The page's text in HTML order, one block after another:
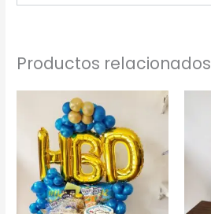
Productos relacionados